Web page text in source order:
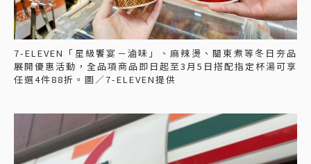
7-ELEVEN「星級饗宴－滷味」、麻辣燙、關東煮等冬日夯品
展開優惠活動，全品項商品即日起至3月5日搭配指定杯湯可享
任選4件88折。圖／7-ELEVEN提供